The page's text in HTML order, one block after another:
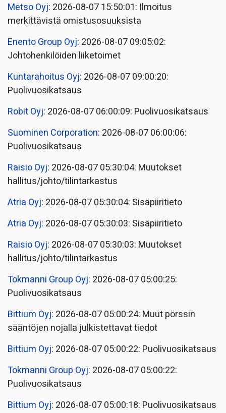
Metso Oyj: 2026-08-07 15:50:01: Ilmoitus
merkittävistä omistusosuuksista
Enento Group Oyj: 2026-08-07 09:05:02:
Johtohenkilöiden liiketoimet
Kuntarahoitus Oyj: 2026-08-07 09:00:20:
Puolivuosikatsaus
Robit Oyj: 2026-08-07 06:00:09: Puolivuosikatsaus
Suominen Corporation: 2026-08-07 06:00:06:
Puolivuosikatsaus
Raisio Oyj: 2026-08-07 05:30:04: Muutokset
hallitus/johto/tilintarkastus
Atria Oyj: 2026-08-07 05:30:04: Sisäpiiritieto
Atria Oyj: 2026-08-07 05:30:03: Sisäpiiritieto
Raisio Oyj: 2026-08-07 05:30:03: Muutokset
hallitus/johto/tilintarkastus
Tokmanni Group Oyj: 2026-08-07 05:00:25:
Puolivuosikatsaus
Bittium Oyj: 2026-08-07 05:00:24: Muut pörssin
sääntöjen nojalla julkistettavat tiedot
Bittium Oyj: 2026-08-07 05:00:22: Puolivuosikatsaus
Tokmanni Group Oyj: 2026-08-07 05:00:22:
Puolivuosikatsaus
Bittium Oyj: 2026-08-07 05:00:18: Puolivuosikatsaus